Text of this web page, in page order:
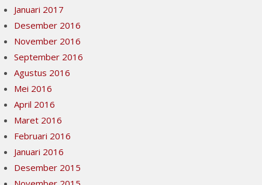
Januari 2017
Desember 2016
November 2016
September 2016
Agustus 2016
Mei 2016
April 2016
Maret 2016
Februari 2016
Januari 2016
Desember 2015